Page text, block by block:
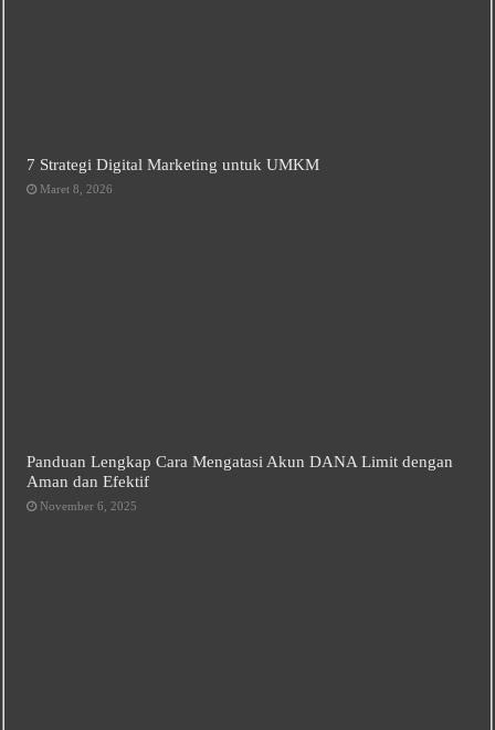
7 Strategi Digital Marketing untuk UMKM
Maret 8, 2026
Panduan Lengkap Cara Mengatasi Akun DANA Limit dengan
Aman dan Efektif
November 6, 2025